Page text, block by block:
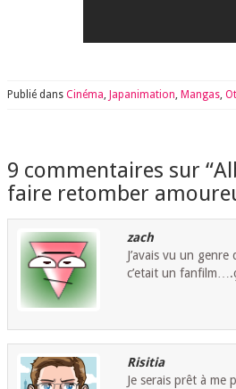
Publié dans Cinéma Japanimation Mangas
9 commentaires sur “
faire retomber
zach
J’avais vu un
c’etait un
Risitia
Je serais prêt à me